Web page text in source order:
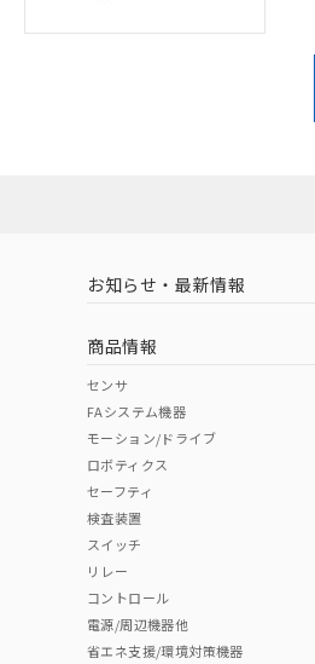
お知らせ・最新情報
商品情報
センサ
FAシステム機器
モーション/ドライブ
ロボティクス
セーフティ
検査装置
スイッチ
リレー
コントロール
電源/周辺機器他
省エネ支援/環境対策機器